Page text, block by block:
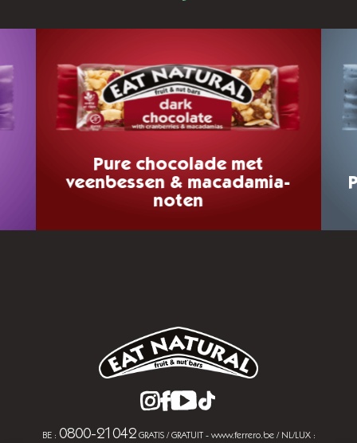
Pure chocolade met
veenbessen & macadamia-
noten
BE : 0800-21042GRATIS / GRATUIT - www.ferrero.be / NL/LUX :